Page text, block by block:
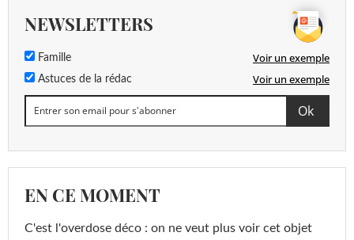
NEWSLETTERS
Famille Voir un exemple
Astuces de la rédac Voir un exemple
EN CE MOMENT
C'est l'overdose déco : on ne veut plus voir cet objet